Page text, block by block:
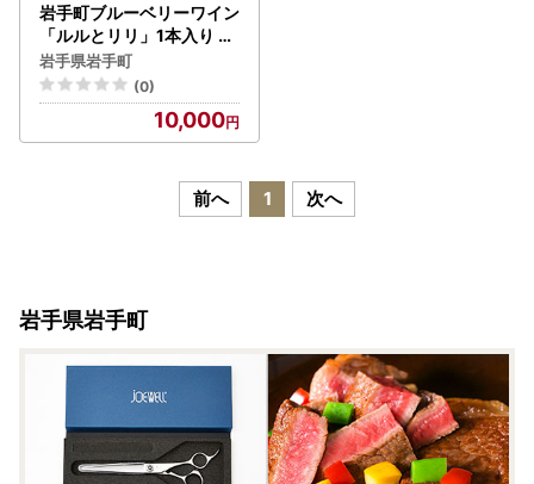
岩手町ブルーベリーワイン
「ルルとリリ」1本入り ワ
イン フルーツワイン 360
ml ギフト ブルーベリー 酒
プレゼント 贈り物 ぶるー
べりー 果実 甘口 お酒 宅飲
み 家飲み ご当地 岩手県 岩
岩手県岩手町
(0)
10,000
前へ 1 次へ
岩手県岩手町